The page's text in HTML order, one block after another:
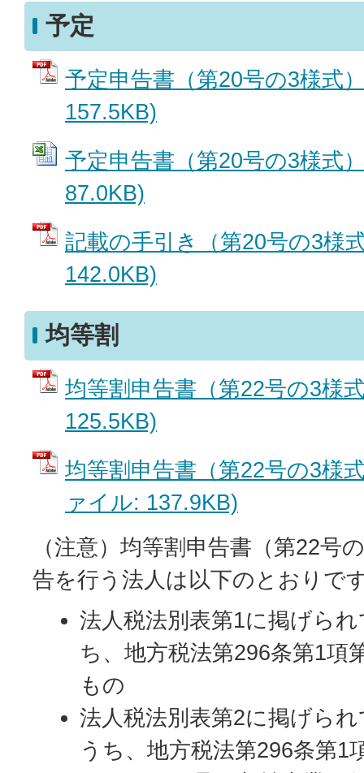
予定
予定申告書（第20号の3様式
157.5KB)
予定申告書（第20号の3様式
87.0KB)
記載の手引き（第20号の3様
142.0KB)
均等割
均等割申告書（第22号の3様
125.5KB)
均等割申告書（第22号の3様
ァイル: 137.9KB)
（注意）均等割申告書（第22号
告を行う法人は以下のとおりで
法人税法別表第1に掲げら
ち、地方税法第296条第1項
もの
法人税法別表第2に掲げら
うち、地方税法第296条第1